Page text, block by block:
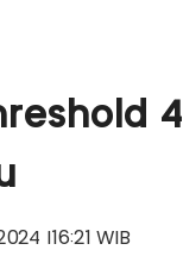
|16:21 WIB